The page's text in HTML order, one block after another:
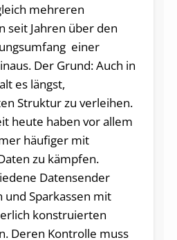
mehreren
seit Jahren über den
einer
Der Grund: Auch in
es längst,
Struktur zu verleihen.
heute haben vor allem
häufiger mit
zu kämpfen.
Datensender
und Sparkassen mit
konstruierten
Deren Kontrolle muss